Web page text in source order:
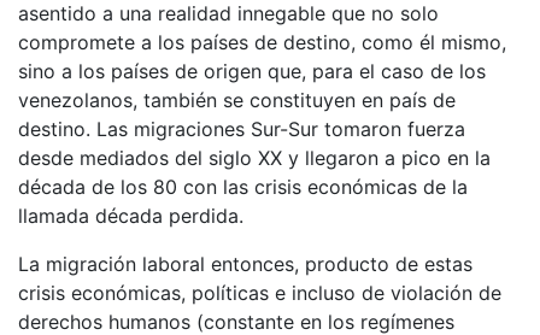
asentido a una realidad innegable que no solo
compromete a los países de destino, como él mismo,
sino a los países de origen que, para el caso de los
venezolanos, también se constituyen en país de
destino. Las migraciones Sur-Sur tomaron fuerza
desde mediados del siglo XX y llegaron a pico en la
década de los 80 con las crisis económicas de la
llamada década perdida.
La migración laboral entonces, producto de estas
crisis económicas, políticas e incluso de violación de
derechos humanos (constante en los regímenes